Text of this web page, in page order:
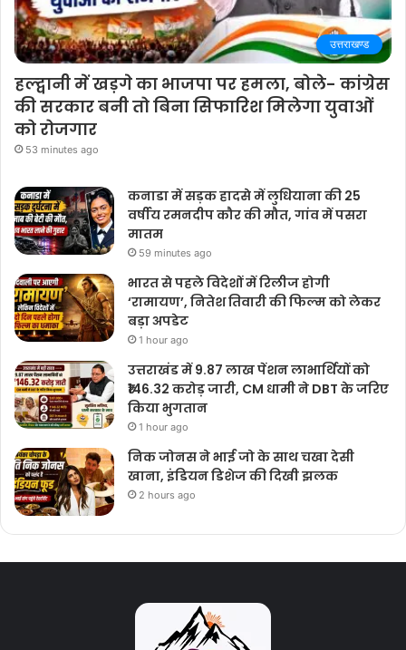
उत्तराखण्ड
हल्द्वानी में खड़गे का भाजपा पर हमला, बोले- कांग्रेस
की सरकार बनी तो बिना सिफारिश मिलेगा युवाओं
को रोजगार
53 minutes ago
कनाडा में सड़क हादसे में लुधियाना की 25
वर्षीय रमनदीप कौर की मौत, गांव में पसरा
मातम
59 minutes ago
भारत से पहले विदेशों में रिलीज होगी
‘रामायण’, नितेश तिवारी की फिल्म को लेकर
बड़ा अपडेट
1 hour ago
उत्तराखंड में 9.87 लाख पेंशन लाभार्थियों को
₹146.32 करोड़ जारी, CM धामी ने DBT के जरिए
किया भुगतान
1 hour ago
निक जोनस ने भाई जो के साथ चखा देसी
खाना, इंडियन डिशेज की दिखी झलक
2 hours ago